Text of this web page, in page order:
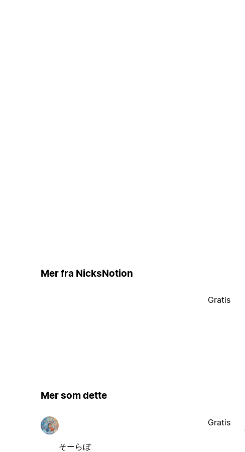
Mer fra NicksNotion
Gratis
Mer som dette
そーらぼ
Gratis